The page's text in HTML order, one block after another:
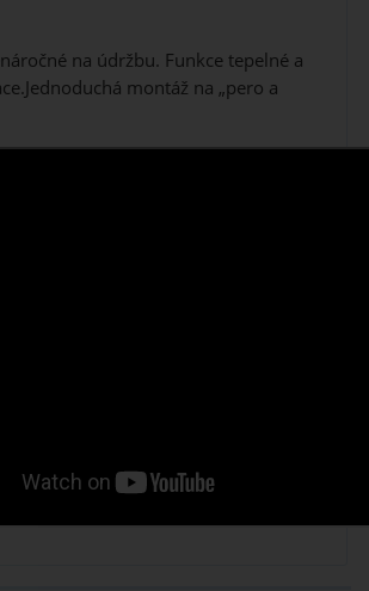
na údržbu. Funkce tepelné a
montáž na „pero a